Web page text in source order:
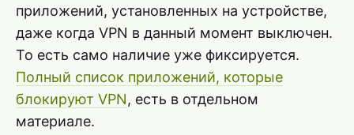
приложений, установленных на устройстве,
даже когда VPN в данный момент выключен.
То есть само наличие уже фиксируется.
Полный список приложений, которые
блокируют VPN, есть в отдельном
материале.